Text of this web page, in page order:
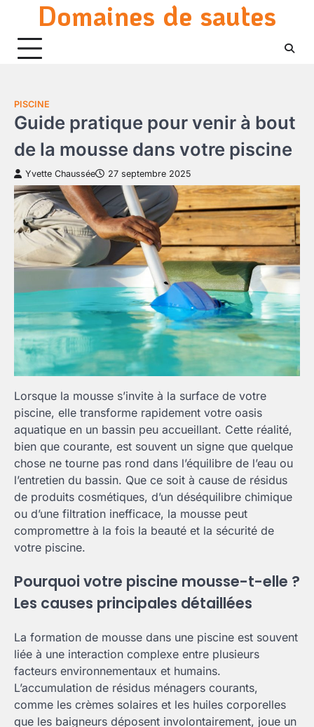
content
Domaines de sautes
PISCINE
Guide pratique pour venir à bout
de la mousse dans votre piscine
Yvette Chaussée 27 septembre 2025
Lorsque la mousse s’invite à la surface de votre
piscine, elle transforme rapidement votre oasis
aquatique en un bassin peu accueillant. Cette réalité,
bien que courante, est souvent un signe que quelque
chose ne tourne pas rond dans l’équilibre de l’eau ou
l’entretien du bassin. Que ce soit à cause de résidus
de produits cosmétiques, d’un déséquilibre chimique
ou d’une filtration inefficace, la mousse peut
compromettre à la fois la beauté et la sécurité de
votre piscine.
Pourquoi votre piscine mousse-t-elle ?
Les causes principales détaillées
La formation de mousse dans une piscine est souvent
liée à une interaction complexe entre plusieurs
facteurs environnementaux et humains.
L’accumulation de résidus ménagers courants,
comme les crèmes solaires et les huiles corporelles
que les baigneurs déposent involontairement, joue un